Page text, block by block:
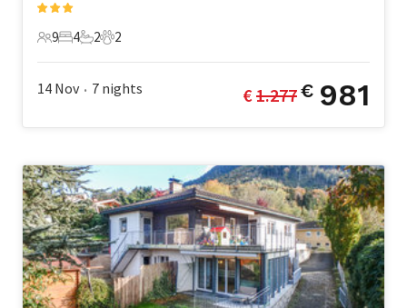
9 Gäste
9
4 Schlafzimmer
4
2 Badezimmer
2
2 Haustiere
2
14 Nov • 7 nights € 1.277€ 981